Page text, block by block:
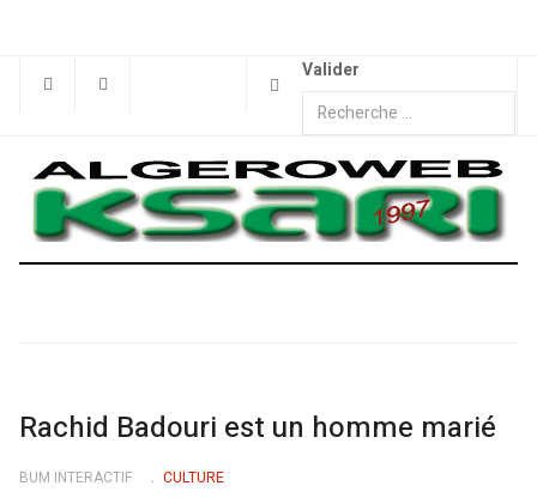
Valider
Rachid Badouri est un homme marié
BUM INTERACTIF CULTURE